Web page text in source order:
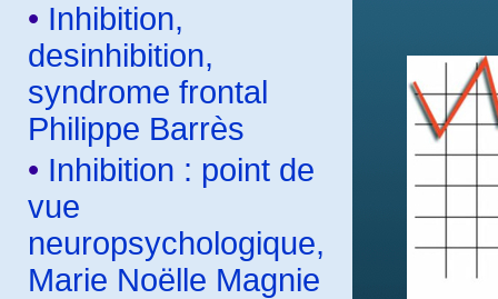
• Inhibition,
desinhibition,
syndrome frontal
Philippe Barrès
• Inhibition : point de
vue
neuropsychologique,
Marie Noëlle Magnie